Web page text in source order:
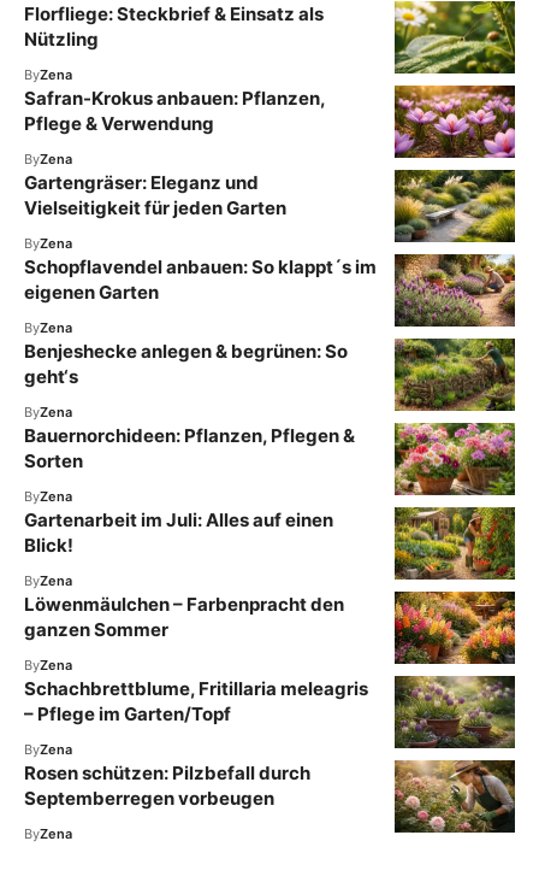
Florfliege: Steckbrief & Einsatz als
Nützling
ByZena
Safran-Krokus anbauen: Pflanzen,
Pflege & Verwendung
ByZena
Gartengräser: Eleganz und
Vielseitigkeit für jeden Garten
ByZena
Schopflavendel anbauen: So klappt´s im
eigenen Garten
ByZena
Benjeshecke anlegen & begrünen: So
geht‘s
ByZena
Bauernorchideen: Pflanzen, Pflegen &
Sorten
ByZena
Gartenarbeit im Juli: Alles auf einen
Blick!
ByZena
Löwenmäulchen – Farbenpracht den
ganzen Sommer
ByZena
Schachbrettblume, Fritillaria meleagris
– Pflege im Garten/Topf
ByZena
Rosen schützen: Pilzbefall durch
Septemberregen vorbeugen
ByZena